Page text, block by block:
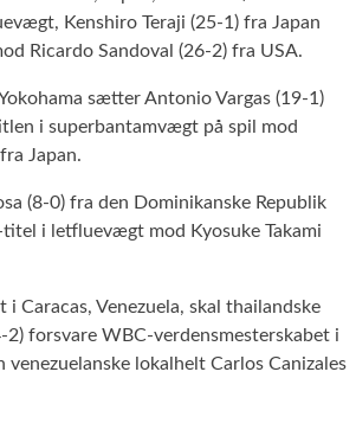
Kenshiro Teraji (25-1) fra Japan
Ricardo Sandoval (26-2) fra USA.
sætter Antonio Vargas (19-1)
i superbantamvægt på spil mod
Japan.
(8-0) fra den Dominikanske Republik
i letfluevægt mod Kyosuke Takami
i Caracas, Venezuela, skal thailandske
2) forsvare WBC-verdensmesterskabet i
lokalhelt Carlos Canizales